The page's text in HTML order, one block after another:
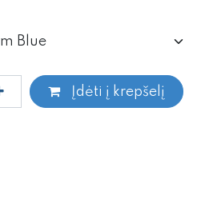
Įdėti į krepšelį